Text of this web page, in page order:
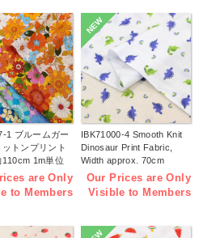
1 ブルームガー
トンプリント
1m単位
are Only
to Members
NEW
IBK71000-4 Smooth Knit
Dinosaur Print Fabric,
Width approx. 70cm
1m/unit (m)
Our Prices are Only
Visible to Members